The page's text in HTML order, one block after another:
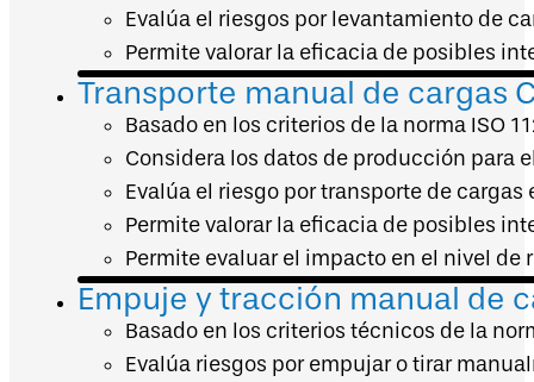
Evalúa el riesgos por levantamiento de
Permite valorar la eficacia de posibles
Transporte manual de cargas
Basado en los criterios de la norma ISO
Considera los datos de producción para
Evalúa el riesgo por transporte de
Permite valorar la eficacia de posibles
Permite evaluar el impacto en el nivel
Empuje y tracción manual de
Basado en los criterios técnicos de la
Evalúa riesgos por empujar o tirar